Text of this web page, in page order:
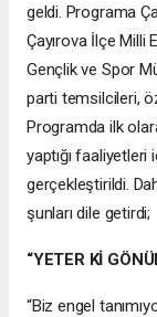
geldi. Programa
Çayırova İlçe Milli
Gençlik ve Spor
parti temsilcileri,
Programda ilk
yaptığı
gerçekleştirildi.
şunları dile getirdi;
“YETER Kİ
“Biz engel